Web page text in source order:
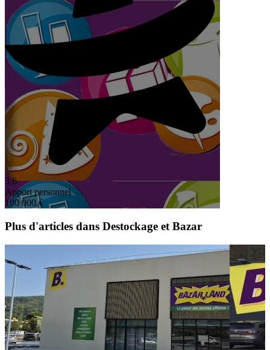
3,6
Apport personnel
100 000 €
Plus d'articles dans Destockage et Bazar